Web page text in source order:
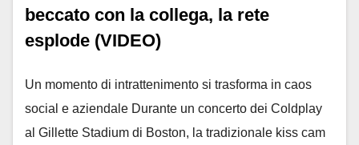
beccato con la collega, la rete
esplode (VIDEO)
Un momento di intrattenimento si trasforma in caos
social e aziendale Durante un concerto dei Coldplay
al Gillette Stadium di Boston, la tradizionale kiss cam